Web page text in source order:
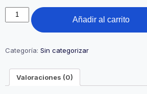
TOGAF
9
Foundation
Añadir al carrito
Categoría: Sin categorizar
Valoraciones (0)